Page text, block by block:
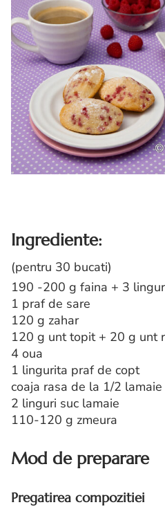
Ingrediente:
(pentru 30 bucati)
190 -200 g faina + 3
1 praf de sare
120 g zahar
120 g unt topit + 20 g unt
4 oua
1 lingurita praf de copt
coaja rasa de la 1/2 lamaie
2 linguri suc lamaie
110-120 g zmeura
Mod de preparare
Pregatirea compozitiei